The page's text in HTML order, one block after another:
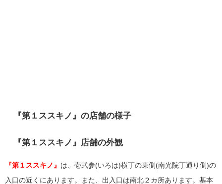
『第１ススキノ』の店舗の様子
『第１ススキノ』店舗の外観
『第１ススキノ』 は、 壱弐参(いろは)横丁の東側(南光院丁通り側)の
入口の近くにあります。また、出入口は南北２カ所あります。基本